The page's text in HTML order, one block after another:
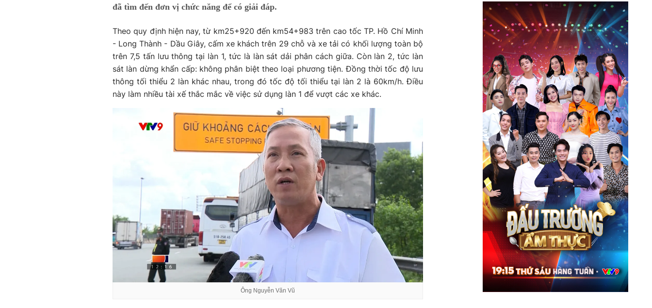
đã tìm đến đơn vị chức năng để có giải đáp.
Theo quy định hiện nay, từ km25+920 đến km54+983 trên cao tốc TP. Hồ Chí Minh
- Long Thành - Dầu Giây, cấm xe khách trên 29 chỗ và xe tải có khối lượng toàn bộ
trên 7,5 tấn lưu thông tại làn 1, tức là làn sát dải phân cách giữa. Còn làn 2, tức làn
sát làn dừng khẩn cấp: không phân biệt theo loại phương tiện. Đồng thời tốc độ lưu
thông tối thiểu 2 làn khác nhau, trong đó tốc độ tối thiểu tại làn 2 là 60km/h. Điều
này làm nhiều tài xế thắc mắc về việc sử dụng làn 1 để vượt các xe khác.
Ông Nguyễn Văn Vũ